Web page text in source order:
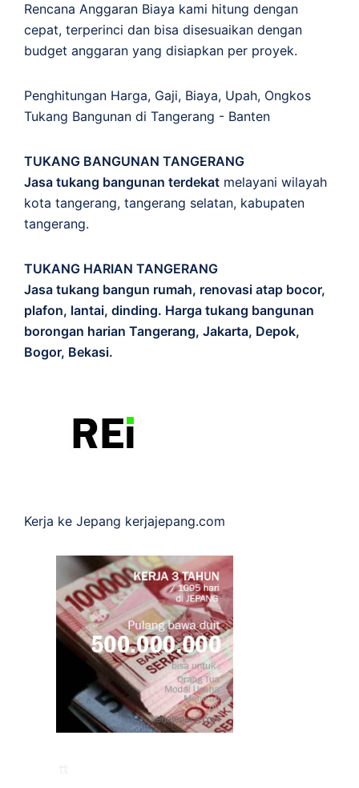
Rencana Anggaran Biaya kami hitung dengan
cepat, terperinci dan bisa disesuaikan dengan
budget anggaran yang disiapkan per proyek.
Penghitungan Harga, Gaji, Biaya, Upah, Ongkos
Tukang Bangunan di Tangerang - Banten
TUKANG BANGUNAN TANGERANG
Jasa tukang bangunan terdekat melayani wilayah
kota tangerang, tangerang selatan, kabupaten
tangerang.
TUKANG HARIAN TANGERANG
Jasa tukang bangun rumah, renovasi atap bocor,
plafon, lantai, dinding. Harga tukang bangunan
borongan harian Tangerang, Jakarta, Depok,
Bogor, Bekasi.
Kerja ke Jepang kerjajepang.com